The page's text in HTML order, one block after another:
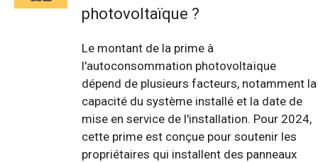
photovoltaïque ?
Le montant de la prime à
l'autoconsommation photovoltaïque
dépend de plusieurs facteurs, notamment la
capacité du système installé et la date de
mise en service de l'installation. Pour 2024,
cette prime est conçue pour soutenir les
propriétaires qui installent des panneaux